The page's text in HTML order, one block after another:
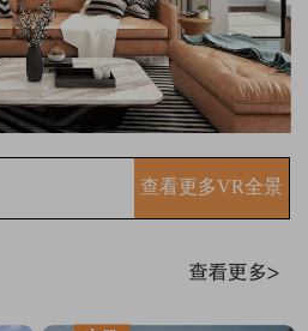
查看更多VR全景